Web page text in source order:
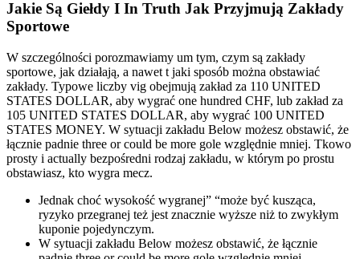
Jakie Są Giełdy I In Truth Jak Przyjmują Zakłady
Sportowe
W szczególności porozmawiamy um tym, czym są zakłady
sportowe, jak działają, a nawet t jaki sposób można obstawiać
zakłady. Typowe liczby vig obejmują zakład za 110 UNITED
STATES DOLLAR, aby wygrać one hundred CHF, lub zakład za
105 UNITED STATES DOLLAR, aby wygrać 100 UNITED
STATES MONEY. W sytuacji zakładu Below możesz obstawić, że
łącznie padnie three or could be more gole względnie mniej. Tkowo
prosty i actually bezpośredni rodzaj zakładu, w którym po prostu
obstawiasz, kto wygra mecz.
Jednak choć wysokość wygranej” “może być kusząca,
ryzyko przegranej też jest znacznie wyższe niż to zwykłym
kuponie pojedynczym.
W sytuacji zakładu Below możesz obstawić, że łącznie